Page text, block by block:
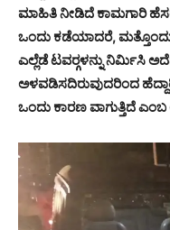
ಮಾಹಿತಿ ನೀಡಿದೆ ಕಾಮಗಾರಿ
ಒಂದು ಕಡೆಯಾದರೆ, ಮತ್ತೊಂದು
ಎಲ್ಲೆಡೆ ಟವರ್‍ಗಳನ್ನು ನಿರ್ಮಿಸಿ
ಅಳವಡಿಸದಿರುವುದರಿಂದ
ಒಂದು ಕಾರಣ ವಾಗುತ್ತಿದೆ